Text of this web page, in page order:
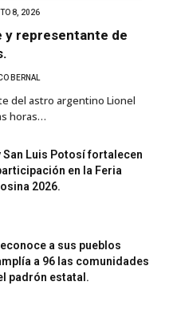
8, 2026
y representante de
BERNAL
del astro argentino Lionel
horas…
San Luis Potosí fortalecen
en la Feria
2026.
a sus pueblos
a 96 las comunidades
padrón estatal.